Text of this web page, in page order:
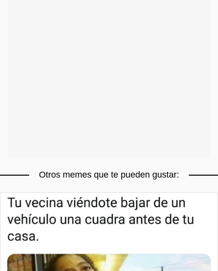
Otros memes que te pueden gustar: